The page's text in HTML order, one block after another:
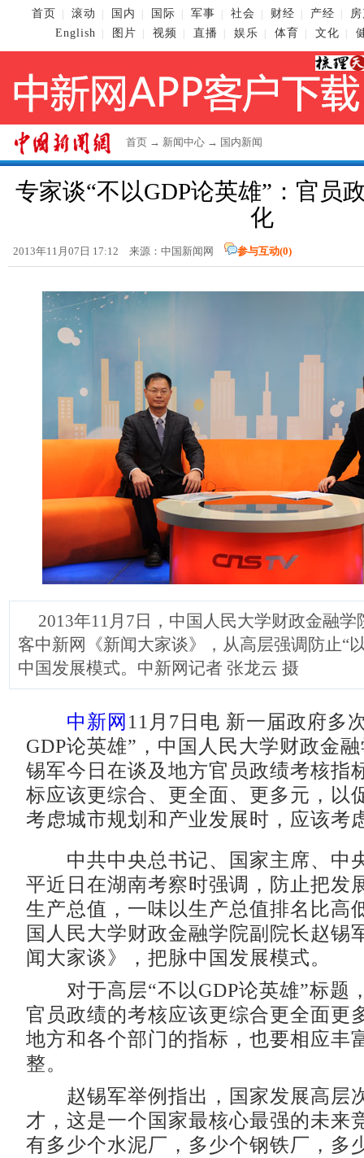
首页 滚动 国内 国际 军事 社会 财经 产经
English
图片 视频 直播 娱乐 体育 文化
首页 → 新闻中心 → 国内新闻
专家谈“不以GDP论英雄”：官员
化
2013年11月07日 17:12 来源： 中国新闻网 参与互动(0)
2013年11月7日，中国人民大学财政金融学
客中新网《新闻大家谈》，从高层强调防止“
中国发展模式。中新网记者 张龙云 摄
中新网 11月7日电 新一届政府多
GDP论英雄”，中国人民大学财政金
锡军今日在谈及地方官员政绩考核指
标应该更综合、更全面、更多元，以
考虑城市规划和产业发展时，应该考
中共中央总书记、国家主席、中
平近日在湖南考察时强调，防止把发
生产总值，一味以生产总值排名比高
国人民大学财政金融学院副院长赵锡
闻大家谈》，把脉中国发展模式。
对于高层“不以GDP论英雄”标题
官员政绩的考核应该更综合更全面更
地方和各个部门的指标，也要相应丰
整。
赵锡军举例指出，国家发展高层
才，这是一个国家最核心最强的未来
有多少个水泥厂，多少个钢铁厂，多